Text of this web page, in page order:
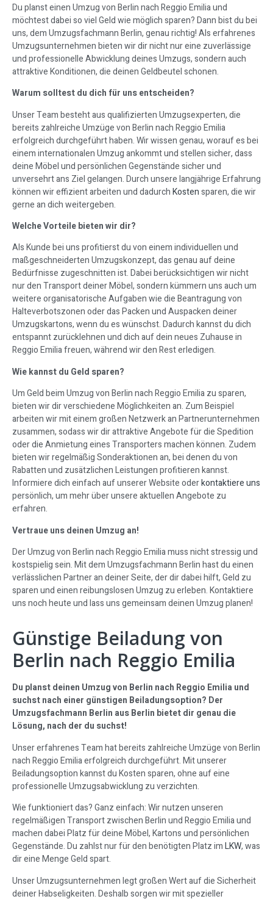
Du planst einen Umzug von Berlin nach Reggio Emilia und
möchtest dabei so viel Geld wie möglich sparen? Dann bist du bei
uns, dem Umzugsfachmann Berlin, genau richtig! Als erfahrenes
Umzugsunternehmen bieten wir dir nicht nur eine zuverlässige
und professionelle Abwicklung deines Umzugs, sondern auch
attraktive Konditionen, die deinen Geldbeutel schonen.
Warum solltest du dich für uns entscheiden?
Unser Team besteht aus qualifizierten Umzugsexperten, die
bereits zahlreiche Umzüge von Berlin nach Reggio Emilia
erfolgreich durchgeführt haben. Wir wissen genau, worauf es bei
einem internationalen Umzug ankommt und stellen sicher, dass
deine Möbel und persönlichen Gegenstände sicher und
unversehrt ans Ziel gelangen. Durch unsere langjährige Erfahrung
können wir effizient arbeiten und dadurchKostensparen, die wir
gerne an dich weitergeben.
Welche Vorteile bieten wir dir?
Als Kunde bei uns profitierst du von einem individuellen und
maßgeschneiderten Umzugskonzept, das genau auf deine
Bedürfnisse zugeschnitten ist. Dabei berücksichtigen wir nicht
nur den Transport deiner Möbel, sondern kümmern uns auch um
weitere organisatorische Aufgaben wie die Beantragung von
Halteverbotszonen oder das Packen und Auspacken deiner
Umzugskartons, wenn du es wünschst. Dadurch kannst du dich
entspannt zurücklehnen und dich auf dein neues Zuhause in
Reggio Emilia freuen, während wir den Rest erledigen.
Wie kannst du Geld sparen?
Um Geld beim Umzug von Berlin nach Reggio Emilia zu sparen,
bieten wir dir verschiedene Möglichkeiten an. Zum Beispiel
arbeiten wir mit einem großen Netzwerk an Partnerunternehmen
zusammen, sodass wir dir attraktive Angebote für die Spedition
oder die Anmietung eines Transporters machen können. Zudem
bieten wir regelmäßig Sonderaktionen an, bei denen du von
Rabatten und zusätzlichen Leistungen profitieren kannst.
Informiere dich einfach auf unserer Website oderkontaktiere uns
persönlich, um mehr über unsere aktuellen Angebote zu
erfahren.
Vertraue uns deinen Umzug an!
Der Umzug von Berlin nach Reggio Emilia muss nicht stressig und
kostspielig sein. Mit dem Umzugsfachmann Berlin hast du einen
verlässlichen Partner an deiner Seite, der dir dabei hilft, Geld zu
sparen und einen reibungslosen Umzug zu erleben. Kontaktiere
uns noch heute und lass uns gemeinsam deinen Umzug planen!
Günstige Beiladung von
Berlin nach Reggio Emilia
Du planst deinen Umzug von Berlin nach Reggio Emilia und
suchst nach einer günstigen Beiladungsoption? Der
Umzugsfachmann Berlin aus Berlin bietet dir genau die
Lösung, nach der du suchst!
Unser erfahrenes Team hat bereits zahlreiche Umzüge von Berlin
nach Reggio Emilia erfolgreich durchgeführt. Mit unserer
Beiladungsoption kannst du Kosten sparen, ohne auf eine
professionelle Umzugsabwicklung zu verzichten.
Wie funktioniert das? Ganz einfach: Wir nutzen unseren
regelmäßigen Transport zwischen Berlin und Reggio Emilia und
machen dabei Platz für deine Möbel, Kartons und persönlichen
Gegenstände. Du zahlst nur für den benötigten Platz imLKW, was
dir eine Menge Geld spart.
Unser Umzugsunternehmen legt großen Wert auf die Sicherheit
deiner Habseligkeiten. Deshalb sorgen wir mit spezieller